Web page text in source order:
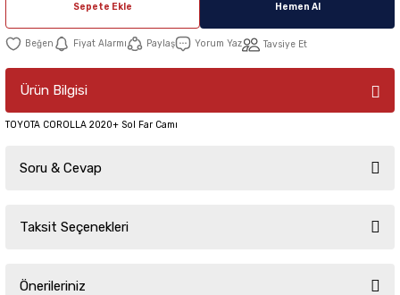
Sepete Ekle Hemen Al
Fiyat Alarmı Paylaş Yorum Yaz Tavsiye Et
Ürün Bilgisi
TOYOTA COROLLA 2020+ Sol Far Camı
Soru & Cevap
Ürün hakkında henüz soru sorulmamış.
Taksit Seçenekleri
Önerileriniz